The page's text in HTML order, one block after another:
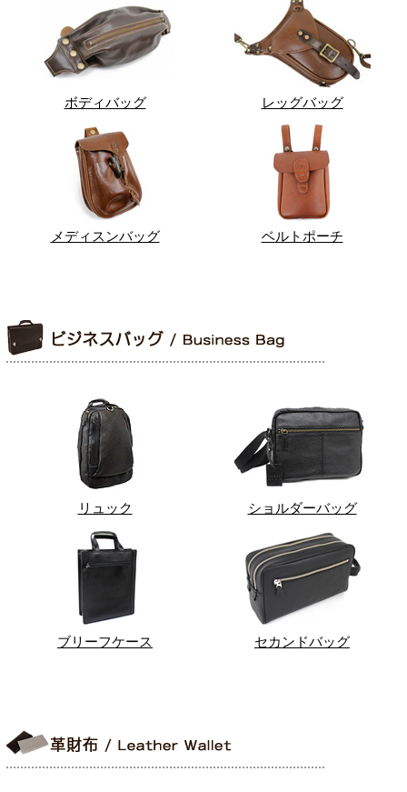
ボディバッグ レッグバッグ
メディスンバッグ ベルトポーチ
リュック ショルダーバッグ
ブリーフケース セカンドバッグ